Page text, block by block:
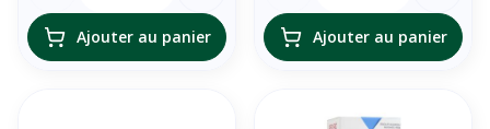
Ajouter au panier Ajouter au panier